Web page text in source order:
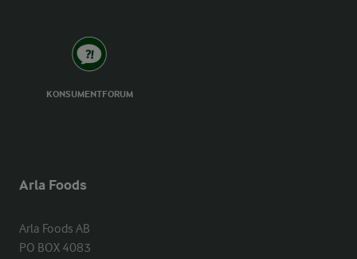
KONSUMENTFORUM
Arla Foods
Arla Foods AB
PO BOX 4083